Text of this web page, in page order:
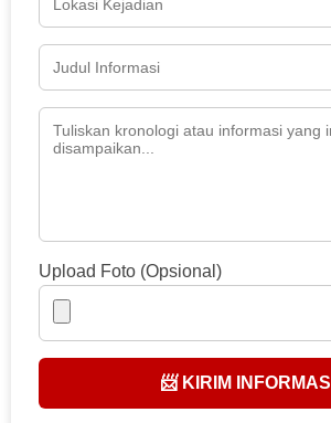
Upload Foto (Opsional)
📨 KIRIM INFORMASI